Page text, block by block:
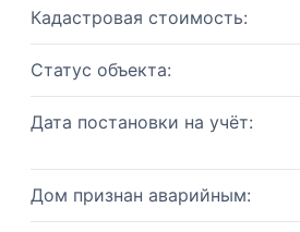
Кадастровая стоимость:
Статус объекта:
Дата постановки на учёт:
Дом признан аварийным: